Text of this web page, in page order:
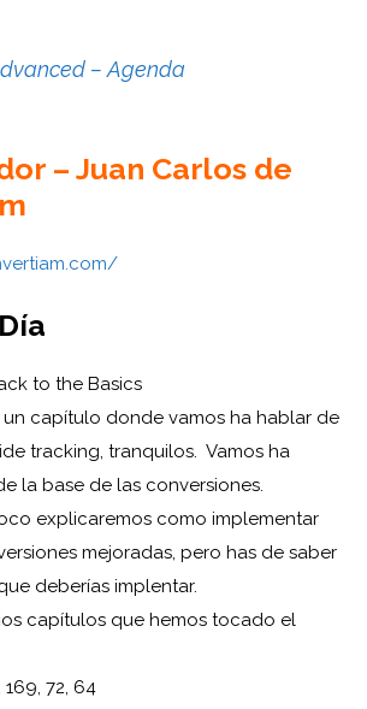
– Agenda
– Juan Carlos de
to the Basics
un capítulo donde vamos ha hablar de
tracking, tranquilos. Vamos ha
la base de las conversiones.
explicaremos como implementar
mejoradas, pero has de saber
deberías implentar.
capítulos que hemos tocado el
169, 72, 64